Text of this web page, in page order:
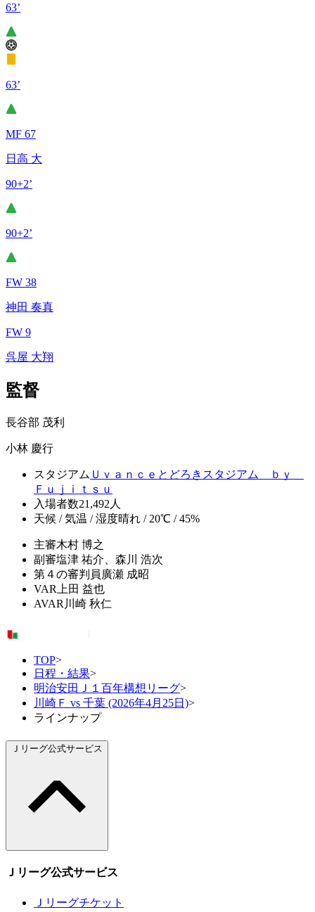
63’
63’
MF 67
日高 大
90+2’
90+2’
FW 38
神田 奏真
FW 9
呉屋 大翔
監督
長谷部 茂利
小林 慶行
スタジアム Ｕｖａｎｃｅとどろきスタジアム ｂｙ
Ｆｕｊｉｔｓｕ
入場者数21,492人
天候 / 気温 / 湿度晴れ / 20℃ / 45%
主審木村 博之
副審塩津 祐介、森川 浩次
第４の審判員 廣瀬 成昭
VAR 上田 益也
AVAR 川崎 秋仁
TOP>
日程・結果>
明治安田Ｊ１百年構想リーグ>
川崎Ｆ vs 千葉 (2026年4月25日)>
ラインナップ
Ｊリーグ公式サービス
Ｊリーグ公式サービス
Ｊリーグチケット